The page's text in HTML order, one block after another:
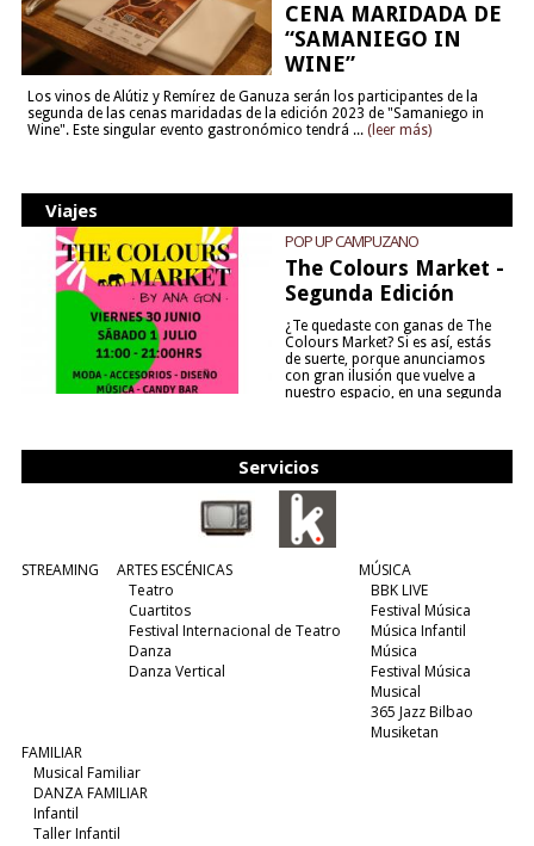
CENA MARIDADA DE
“SAMANIEGO IN
WINE”
Los vinos de Alútiz y Remírez de Ganuza serán los participantes de la
segunda de las cenas maridadas de la edición 2023 de "Samaniego in
Wine". Este singular evento gastronómico tendrá ... (leer más)
Viajes
POP UP CAMPUZANO
The Colours Market -
Segunda Edición
¿Te quedaste con ganas de The
Colours Market? Si es así, estás
de suerte, porque anunciamos
con gran ilusión que vuelve a
nuestro espacio, en una segunda
Servicios
STREAMING
ARTES ESCÉNICAS
Teatro
Cuartitos
Festival Internacional de Teatro
Danza
Danza Vertical
MÚSICA
BBK LIVE
Festival Música
Música Infantil
Música
Festival Música
Musical
365 Jazz Bilbao
Musiketan
FAMILIAR
Musical Familiar
DANZA FAMILIAR
Infantil
Taller Infantil